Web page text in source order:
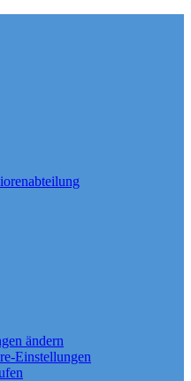
ändern
Einstellungen